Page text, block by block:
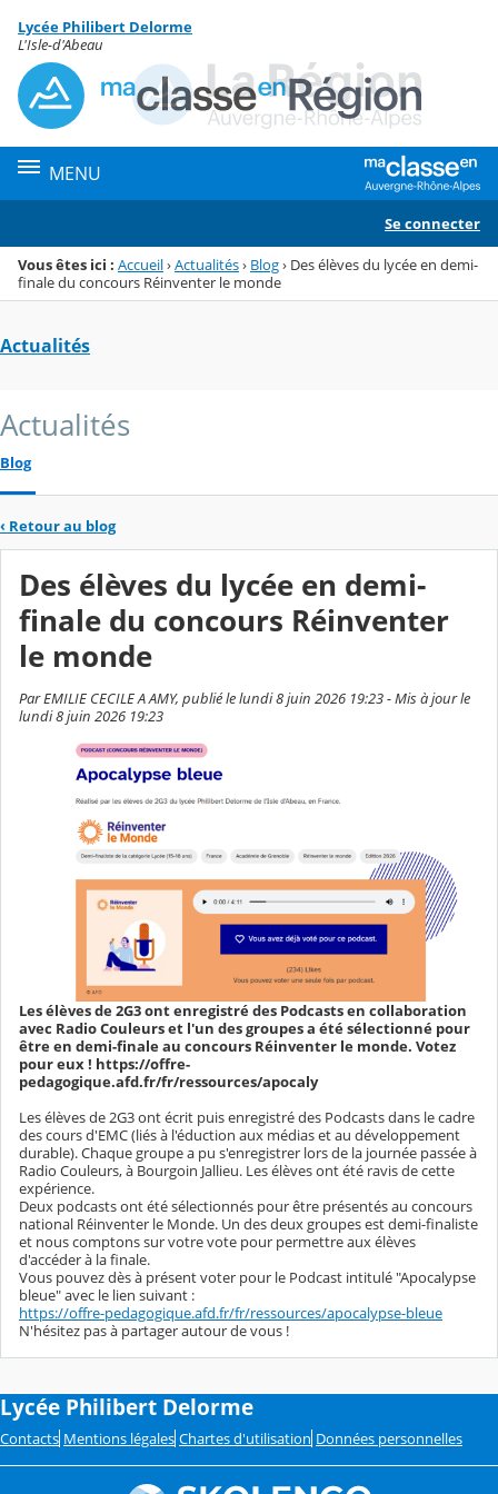
Menu de la rubrique
Contenu
Lycée Philibert Delorme
L'Isle-d'Abeau
MENU
Se connecter
Vous êtes ici : Accueil›Actualités› Blog› Des élèves du lycée en demi-
finale du concours Réinventer le monde
Actualités
Actualités
Blog
‹ Retour au blog
Des élèves du lycée en demi-
finale du concours Réinventer
le monde
Par EMILIE CECILE A AMY, publié le lundi 8 juin 2026 19:23 - Mis à jour le
lundi 8 juin 2026 19:23
Les élèves de 2G3 ont enregistré des Podcasts en collaboration
avec Radio Couleurs et l'un des groupes a été sélectionné pour
être en demi-finale au concours Réinventer le monde. Votez
pour eux ! https://offre-
pedagogique.afd.fr/fr/ressources/apocaly
Les élèves de 2G3 ont écrit puis enregistré des Podcasts dans le cadre
des cours d'EMC (liés à l'éduction aux médias et au développement
durable). Chaque groupe a pu s'enregistrer lors de la journée passée à
Radio Couleurs, à Bourgoin Jallieu. Les élèves ont été ravis de cette
expérience.
Deux podcasts ont été sélectionnés pour être présentés au concours
national Réinventer le Monde. Un des deux groupes est demi-finaliste
et nous comptons sur votre vote pour permettre aux élèves
d'accéder à la finale.
Vous pouvez dès à présent voter pour le Podcast intitulé "Apocalypse
bleue" avec le lien suivant :
https://offre-pedagogique.afd.fr/fr/ressources/apocalypse-bleue
N'hésitez pas à partager autour de vous !
Lycée Philibert Delorme
Contacts Mentions légales Chartes d'utilisation Données personnelles